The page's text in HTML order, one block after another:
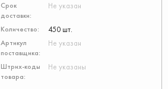
Не указан
450 шт.
Не указан
Не указаны